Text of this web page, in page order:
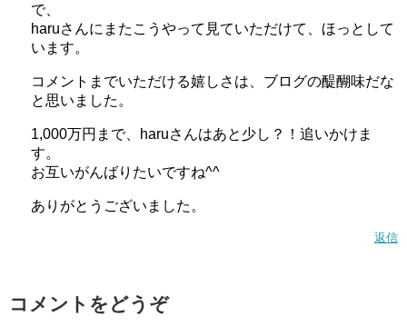
で、
haruさんにまたこうやって見ていただけて、ほっとして
います。
コメントまでいただける嬉しさは、ブログの醍醐味だな
と思いました。
1,000万円まで、haruさんはあと少し？！追いかけま
す。
お互いがんばりたいですね^^
ありがとうございました。
返信
コメントをどうぞ